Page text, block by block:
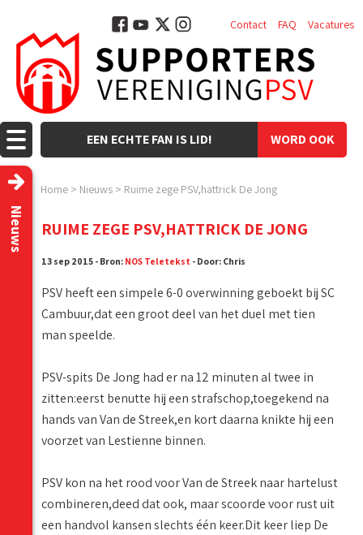
WORD OOK
EEN ECHTE FAN IS LID!
Contact FAQ Vacatures
Home > Nieuws > Ruime zege PSV,hattrick De Jong
Nieuws RUIME ZEGE PSV,HATTRICK DE JONG
13 sep 2015 - Bron: NOS Teletekst - Door: Chris
PSV heeft een simpele 6-0 overwinning geboekt bij SC
Cambuur,dat een groot deel van het duel met tien
man speelde.
PSV-spits De Jong had er na 12 minuten al twee in
zitten:eerst benutte hij een strafschop,toegekend na
hands van Van de Streek,en kort daarna knikte hij een
voorzet van Lestienne binnen.
PSV kon na het rood voor Van de Streek naar hartelust
combineren,deed dat ook, maar scoorde voor rust uit
een handvol kansen slechts één keer.Dit keer liep De